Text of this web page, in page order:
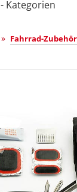
- Kategorien
» Fahrrad-Zubehör